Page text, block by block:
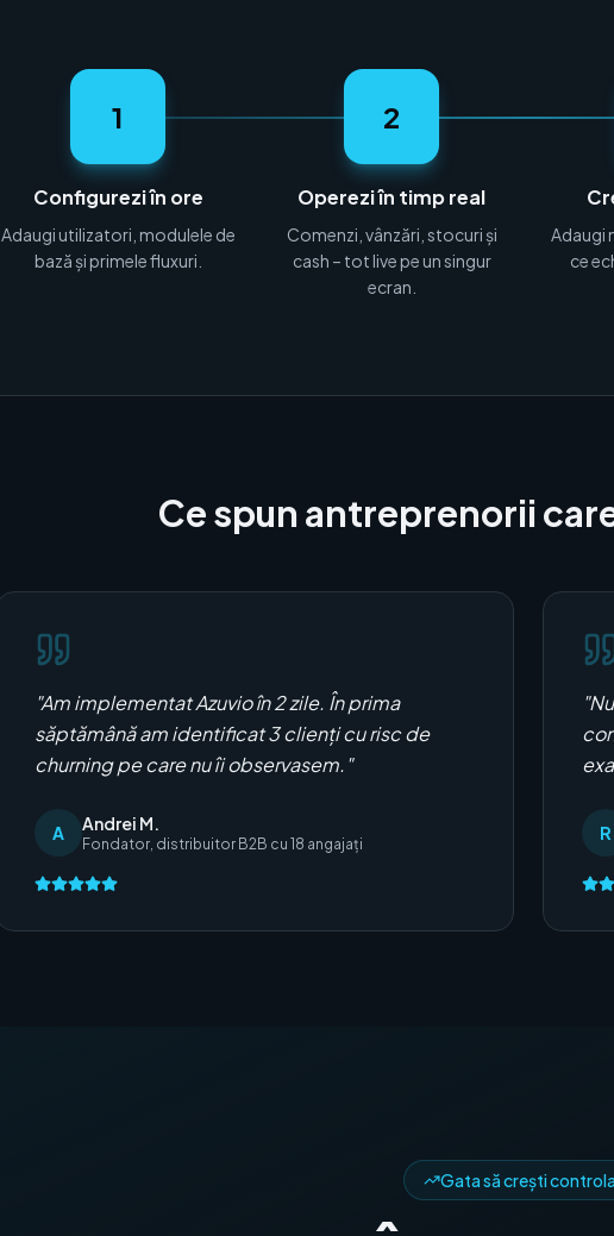
1
Configurezi în ore
Adaugi utilizatori, modulele de
bază și primele fluxuri.
2
Operezi în timp real
Comenzi, vânzări, stocuri și
cash – tot live pe un singur
ecran.
Adaugi
ce
Ce spun antreprenorii
"Am implementat Azuvio în 2 zile. În prima
săptămână am identificat 3 clienți cu risc de
churning pe care nu îi observasem."
A Andrei M.
Fondator, distribuitor B2B cu 18 angajați
"
R
Gata să crești